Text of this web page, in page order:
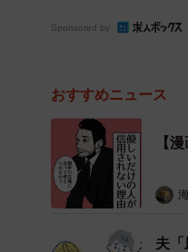
Sponsored by
おすすめニュース
【
夫